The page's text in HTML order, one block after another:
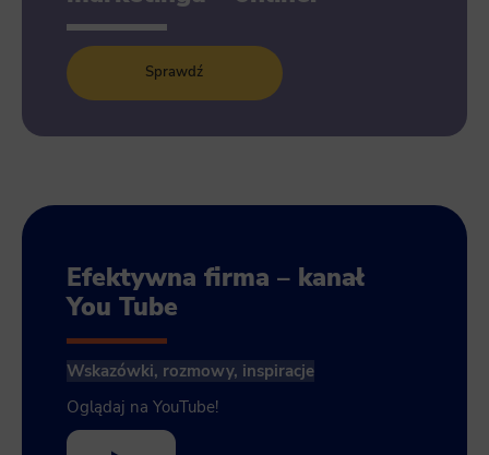
Sprawdź
Efektywna firma – kanał
You Tube
Wskazówki, rozmowy, inspiracje
Oglądaj na YouTube!